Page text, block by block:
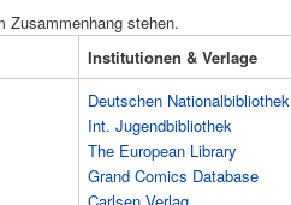
Zusammenhang stehen.
Institutionen & Verlage
Deutschen Nationalbibliothek
Int. Jugendbibliothek
The European Library
Grand Comics Database